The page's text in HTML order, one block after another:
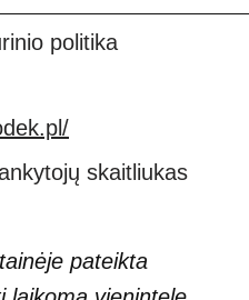
politika
pateikta